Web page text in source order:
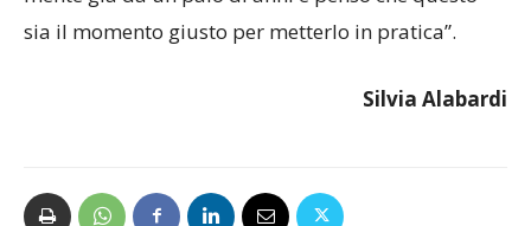
sia il momento giusto per metterlo in pratica”.
Silvia Alabardi